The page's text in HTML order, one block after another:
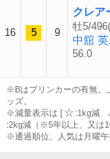
16 5 9
クレア
牡5/
中舘 英
56.0
※Bはブリンカーの有無。
ッズ。
※減量表示は [
:1kg減
:2kg減（※5年以上、又は
※通過順位、人気は月曜午